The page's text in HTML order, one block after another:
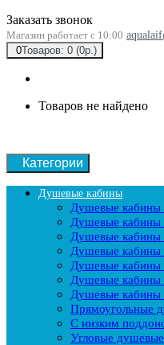
Заказать звонок
Магазин работает с 10:00
0Товаров: 0 (0р.)
Товаров не найдено
Категории
Душевые кабины
Душевые кабины
Душевые кабины
Душевые кабины
Душевые кабины
Душевые кабины
Душевые кабины
Душевые кабины
Прямоугольные
С низким
Угловые